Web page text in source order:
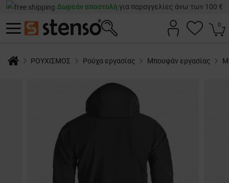
Δωρεάν αποστολή για παραγγελίες άνω των 100 €
0
ΡΟΥΧΙΣΜΟΣ Ρούχα εργασίας Μπουφάν εργασίας